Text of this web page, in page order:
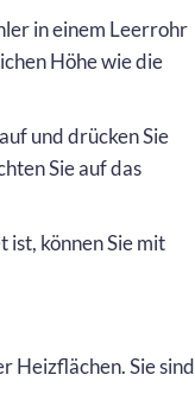
in einem Leerrohr
Höhe wie die
und drücken Sie
Sie auf das
können Sie mit
Heizflächen. Sie sind